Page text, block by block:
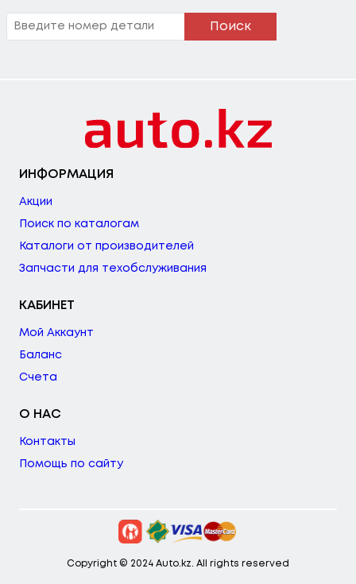
Поиск
ИНФОРМАЦИЯ
Акции
Поиск по каталогам
Каталоги от производителей
Запчасти для техобслуживания
КАБИНЕТ
Мой Аккаунт
Баланс
Счета
О НАС
Контакты
Помощь по сайту
Copyright © 2024 Auto.kz. All rights reserved